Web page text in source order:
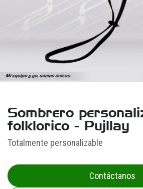
Sombrero
folklorico - Pujllay
Totalmente personalizable
Contáctanos